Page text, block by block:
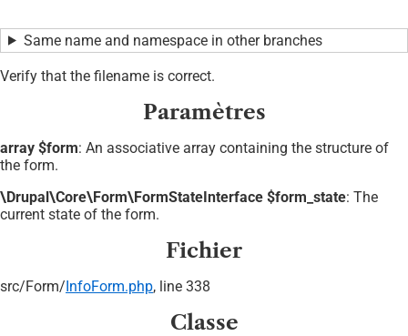
Same name and namespace in other branches
Verify that the filename is correct.
Paramètres
array $form: An associative array containing the structure of
the form.
\Drupal\Core\Form\FormStateInterface $form_state: The
current state of the form.
Fichier
src/Form/InfoForm.php, line 338
Classe